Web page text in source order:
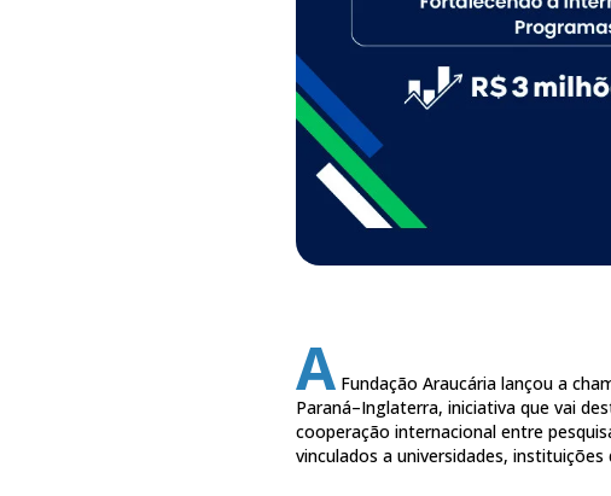
A Fundação Araucária lançou a
Paraná–Inglaterra, iniciativa que vai
cooperação internacional entre
vinculados a universidades,